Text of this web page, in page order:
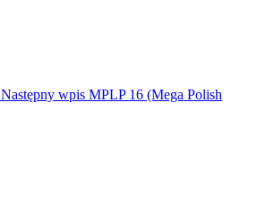
Następny wpis MPLP 16 (Mega Polish